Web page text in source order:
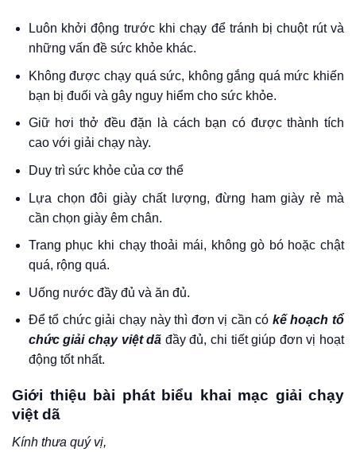
Luôn khởi động trước khi chạy để tránh bị chuột rút và
những vấn đề sức khỏe khác.
Không được chạy quá sức, không gắng quá mức khiến
bạn bị đuối và gây nguy hiểm cho sức khỏe.
Giữ hơi thở đều đặn là cách bạn có được thành tích
cao với giải chạy này.
Duy trì sức khỏe của cơ thể
Lựa chọn đôi giày chất lượng, đừng ham giày rẻ mà
cần chọn giày êm chân.
Trang phục khi chạy thoải mái, không gò bó hoặc chật
quá, rộng quá.
Uống nước đầy đủ và ăn đủ.
Để tổ chức giải chạy này thì đơn vị cần có kế hoạch tổ
chức giải chạy việt dã đầy đủ, chi tiết giúp đơn vị hoạt
động tốt nhất.
Giới thiệu bài phát biểu khai mạc giải chạy
việt dã
Kính thưa quý vị,